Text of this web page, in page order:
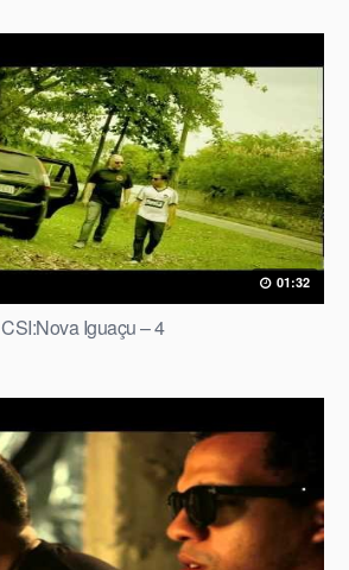
01:32
CSI:Nova Iguaçu – 4